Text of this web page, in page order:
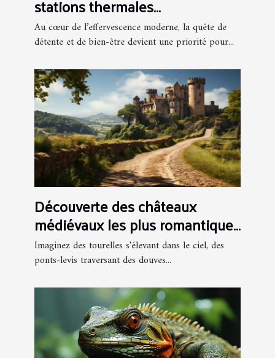
stations thermales
européennes peu fréquentées
Au cœur de l’effervescence moderne, la quête de
détente et de bien-être devient une priorité pour...
Découverte des châteaux
médiévaux les plus romantiques
de France
Imaginez des tourelles s'élevant dans le ciel, des
ponts-levis traversant des douves...